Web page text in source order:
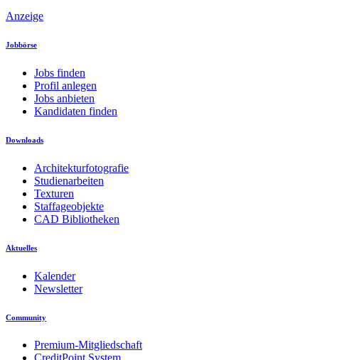
Anzeige
Jobbörse
Jobs finden
Profil anlegen
Jobs anbieten
Kandidaten finden
Downloads
Architekturfotografie
Studienarbeiten
Texturen
Staffageobjekte
CAD Bibliotheken
Aktuelles
Kalender
Newsletter
Community
Premium-Mitgliedschaft